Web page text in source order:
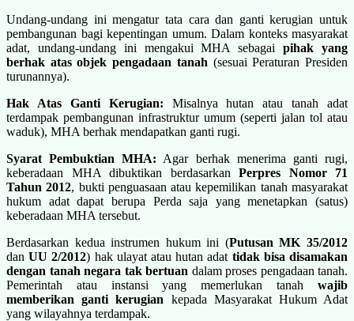
Undang-undang ini mengatur tata cara dan ganti kerugian untuk
pembangunan bagi kepentingan umum. Dalam konteks masyarakat
adat, undang-undang ini mengakui MHA sebagaipihak yang
berhak atas objek pengadaan tanah (sesuai Peraturan Presiden
turunannya).
Hak Atas Ganti Kerugian: Misalnya hutan atau tanah adat
terdampak pembangunan infrastruktur umum (seperti jalan tol atau
waduk), MHA berhak mendapatkan ganti rugi.
Syarat Pembuktian MHA: Agar berhak menerima ganti rugi,
keberadaan MHA dibuktikan berdasarkan Perpres Nomor 71
Tahun 2012, bukti penguasaan atau kepemilikan tanah masyarakat
hukum adat dapat berupa Perda saja yang menetapkan (satus)
keberadaan MHA tersebut.
Berdasarkan kedua instrumen hukum ini (Putusan MK 35/2012
danUU 2/2012) hak ulayat atau hutan adat tidak bisa disamakan
dengan tanah negara tak bertuan dalam proses pengadaan tanah.
Pemerintah atau instansi yang memerlukan tanah wajib
memberikan ganti kerugian kepada Masyarakat Hukum Adat
yang wilayahnya terdampak.